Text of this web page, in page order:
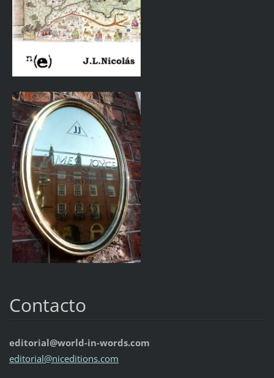
Contacto
editorial@world-in-words.com
editorial@niceditions.com